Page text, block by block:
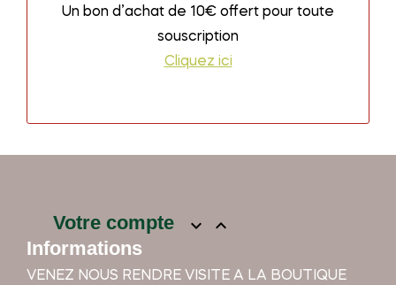
Un bon d’achat de 10€ offert pour toute
souscription
Cliquez ici
Votre compte  
Informations
VENEZ NOUS RENDRE VISITE A LA BOUTIQUE